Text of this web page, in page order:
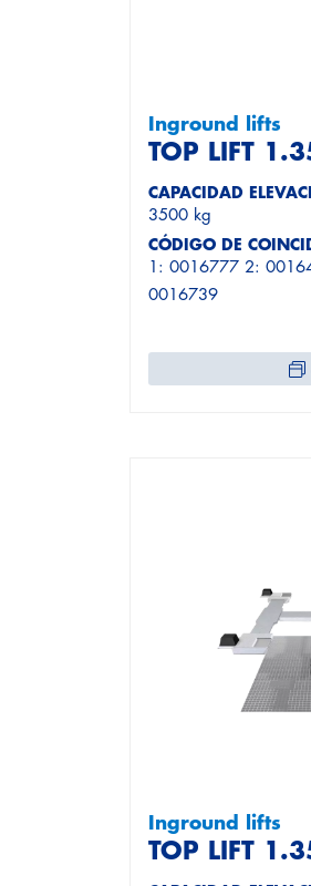
Inground lifts
TOP LIFT
CAPACIDAD
3500 kg
CÓDIGO DE
1: 0016777 2:
0016739
Inground lifts
TOP LIFT